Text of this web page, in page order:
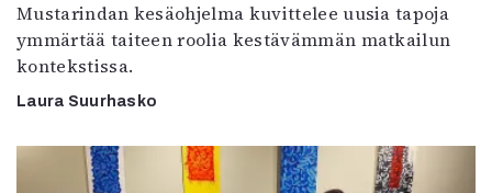
Mustarindan kesäohjelma kuvittelee uusia tapoja
ymmärtää taiteen roolia kestävämmän matkailun
kontekstissa.
Laura Suurhasko